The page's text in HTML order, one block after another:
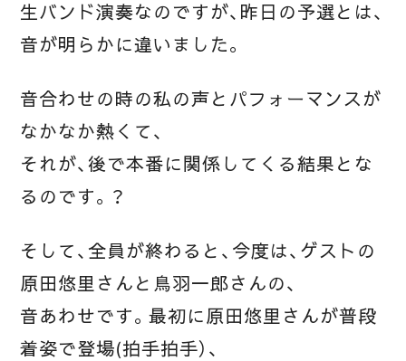
生バンド演奏なのですが、昨日の予選とは、
音が明らかに違いました。
音合わせの時の私の声とパフォーマンスが
なかなか熱くて、
それが、後で本番に関係してくる結果とな
るのです。？
そして、全員が終わると、今度は、ゲストの
原田悠里さんと鳥羽一郎さんの、
音あわせです。最初に原田悠里さんが普段
着姿で登場(拍手拍手）、